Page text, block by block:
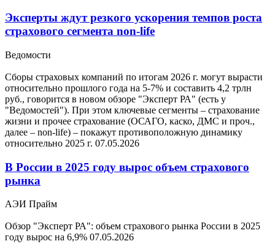
Эксперты ждут резкого ускорения темпов роста
страхового сегмента non-life
Ведомости
Сборы страховых компаний по итогам 2026 г. могут вырасти
относительно прошлого года на 5-7% и составить 4,2 трлн
руб., говорится в новом обзоре "Эксперт РА" (есть у
"Ведомостей"). При этом ключевые сегменты – страхование
жизни и прочее страхование (ОСАГО, каско, ДМС и проч.,
далее – non-life) – покажут противоположную динамику
относительно 2025 г. 07.05.2026
В России в 2025 году вырос объем страхового
рынка
АЭИ Прайм
Обзор "Эксперт РА": объем страхового рынка России в 2025
году вырос на 6,9% 07.05.2026